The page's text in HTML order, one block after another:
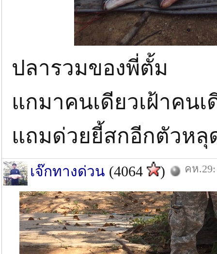
ปลารวมของพี่ตั้ม
แกมาคนเดียวเฝ้าคน
แถมด่วยยี้สกอีกตัวห
เจ๊กทางด่วน (4064 ) คห.29: